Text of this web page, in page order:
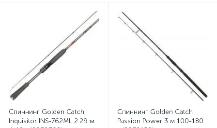
Спиннинг Golden Catch
Inquisitor INS-762ML 2.29 м
Спиннинг Golden Catch
Passion Power 3 м 100-180